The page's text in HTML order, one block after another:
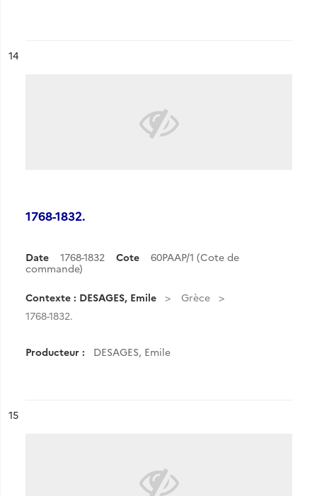
n°
14
1768-1832.
Date 1768-1832 Cote
60PAAP/1 (Cote de
commande)
Contexte : DESAGES, Emile
Grèce
1768-1832.
Producteur : DESAGES, Emile
n°
15